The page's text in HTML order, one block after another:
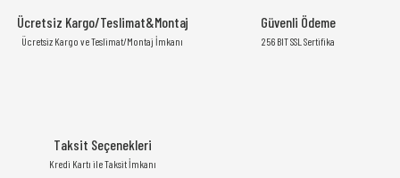
Ücretsiz Kargo/Teslimat&Montaj
Ücretsiz Kargo ve Teslimat/Montaj İmkanı
Güvenli Ödeme
256 BIT SSL Sertifika
Taksit Seçenekleri
Kredi Kartı ile Taksit İmkanı